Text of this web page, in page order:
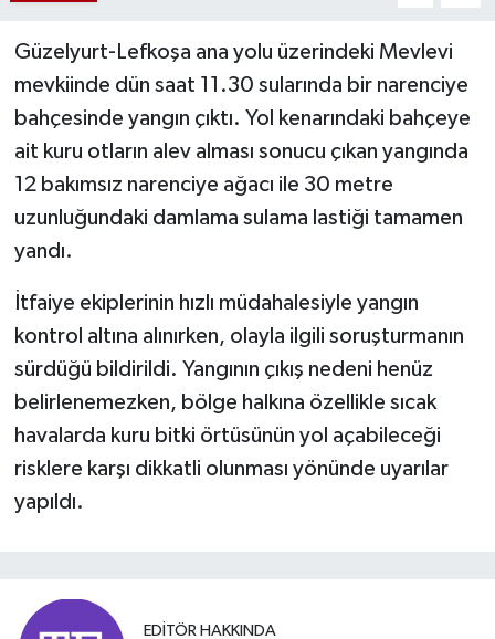
Güzelyurt-Lefkoşa ana yolu üzerindeki Mevlevi
mevkiinde dün saat 11.30 sularında bir narenciye
bahçesinde yangın çıktı. Yol kenarındaki bahçeye
ait kuru otların alev alması sonucu çıkan yangında
12 bakımsız narenciye ağacı ile 30 metre
uzunluğundaki damlama sulama lastiği tamamen
yandı.
İtfaiye ekiplerinin hızlı müdahalesiyle yangın
kontrol altına alınırken, olayla ilgili soruşturmanın
sürdüğü bildirildi. Yangının çıkış nedeni henüz
belirlenemezken, bölge halkına özellikle sıcak
havalarda kuru bitki örtüsünün yol açabileceği
risklere karşı dikkatli olunması yönünde uyarılar
yapıldı.
EDITÖR HAKKINDA